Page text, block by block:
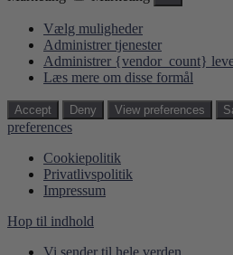
Vælg muligheder
Administrer tjenester
Administrer {vendor_count}
Læs mere om disse formål
Accept Deny View preferences
preferences
Cookiepolitik
Privatlivspolitik
Impressum
Hop til indhold